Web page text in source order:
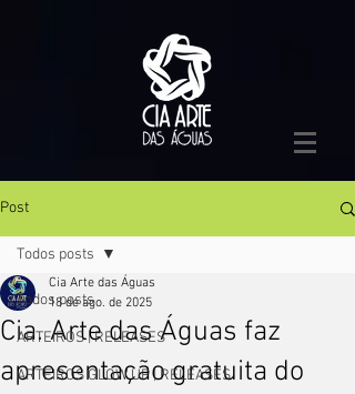
Post
Todos posts
ARTEIROS | RELEASES
ARTEIROS GLOW UP | RELEASES
Todos posts
Cia. Arte das Águas faz
apresentação gratuita do
Cia Arte das Águas
18 de ago. de 2025